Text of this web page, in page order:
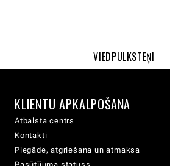
VIEDPULKSTEŅI
KLIENTU APKALPOŠANA
Atbalsta centrs
Kontakti
Piegāde, atgriešana un atmaksa